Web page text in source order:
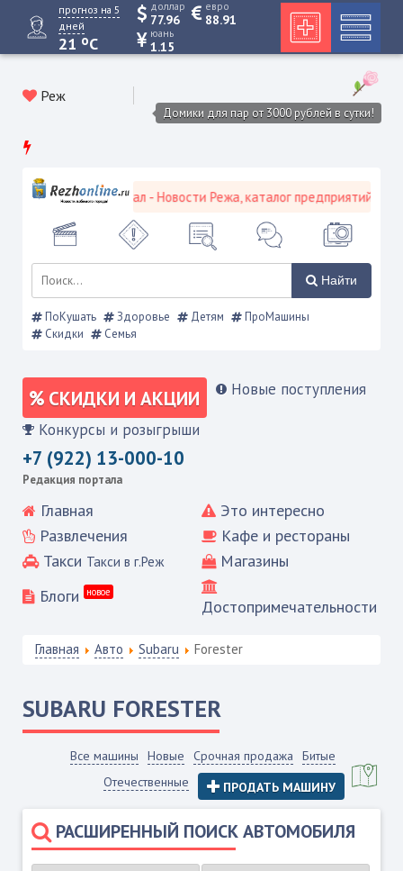
прогноз на 5
дней
21 oC
доллар
77.96
евро
88.91
юань
1.15
Реж
Домики для пар от 3000 рублей в сутки!
городской портал - Новости Режа, каталог предприятий,
Найти
ПоКушать Здоровье Детям
ПроМашины
Скидки
Семья
СКИДКИ И АКЦИИ Новые поступления
Конкурсы и розыгрыши
+7 (922) 13-000-10
Редакция портала
Главная
Это интересно
Развлечения
Кафе и рестораны
Такси Такси в г.Реж
Магазины
Блоги
новое
Достопримечательности
Главная Авто Subaru Forester
SUBARU FORESTER
Все машины Новые Срочная продажа
Битые
Отечественные
ПРОДАТЬ МАШИНУ
РАСШИРЕННЫЙ ПОИСК АВТОМОБИЛЯ